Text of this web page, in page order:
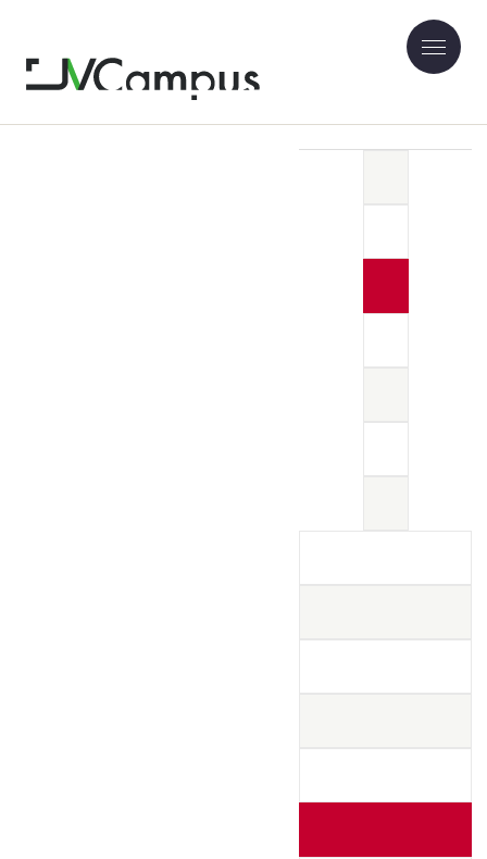
NHK-WORLD-JAPAN動画の利用方法について